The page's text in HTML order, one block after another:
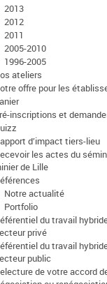
2013
2012
2011
2005-2010
1996-2005
ateliers
offre pour les
inscriptions et
d’impact tiers-lieu
les actes du
de Lille
Notre actualité
Portfolio
du travail
privé
du travail
public
de votre accord